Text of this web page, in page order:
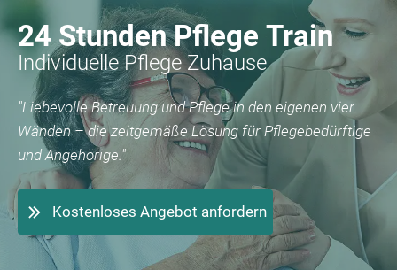
24 Stunden Pflege Train
Individuelle Pflege Zuhause
"Liebevolle Betreuung und Pflege in den eigenen vier
Wänden – die zeitgemäße Lösung für Pflegebedürftige
und Angehörige."
Kostenloses Angebot anfordern